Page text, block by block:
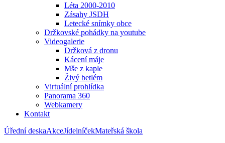
Léta 2000-2010
Zásahy JSDH
Letecké snímky obce
Držkovské pohádky na youtube
Videogalerie
Držková z dronu
Kácení máje
Mše z kaple
Živý betlém
Virtuální prohlídka
Panorama 360
Webkamery
Kontakt
Úřední deskaAkceJídelníčekMateřská škola